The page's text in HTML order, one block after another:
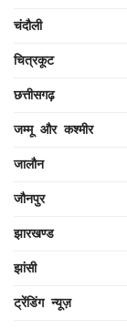
चंदौली
चित्रकूट
छत्तीसगढ़
जम्मू और कश्मीर
जालौन
जौनपुर
झारखण्ड
झांसी
ट्रेंडिंग न्यूज़